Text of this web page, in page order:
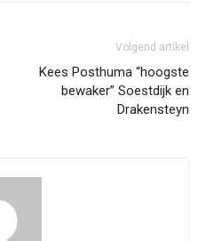
Volgend artikel
Kees Posthuma “hoogste
bewaker” Soestdijk en
Drakensteyn